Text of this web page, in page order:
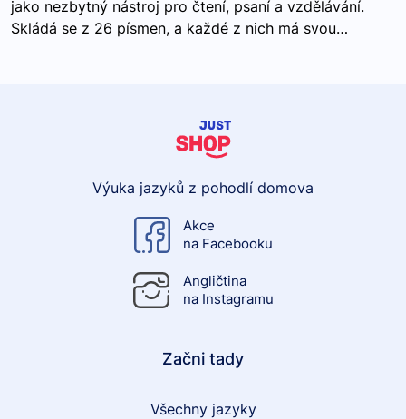
jako nezbytný nástroj pro čtení, psaní a vzdělávání.
Skládá se z 26 písmen, a každé z nich má svou…
Výuka jazyků z pohodlí domova
Akce
na Facebooku
Angličtina
na Instagramu
Začni tady
Všechny jazyky